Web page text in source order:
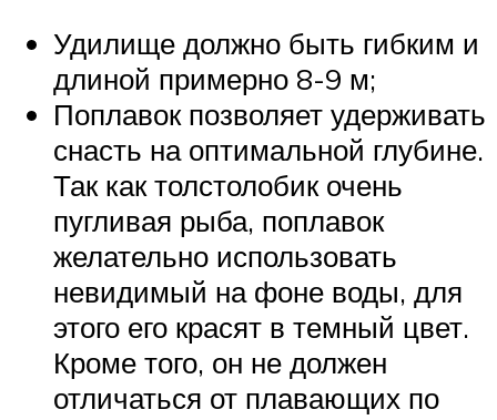
Удилище должно быть гибким и
длиной примерно 8-9 м;
Поплавок позволяет удерживать
снасть на оптимальной глубине.
Так как толстолобик очень
пугливая рыба, поплавок
желательно использовать
невидимый на фоне воды, для
этого его красят в темный цвет.
Кроме того, он не должен
отличаться от плавающих по